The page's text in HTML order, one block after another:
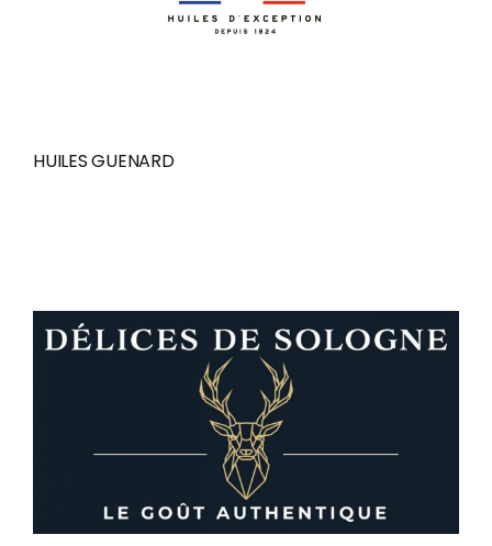
HUILES GUENARD